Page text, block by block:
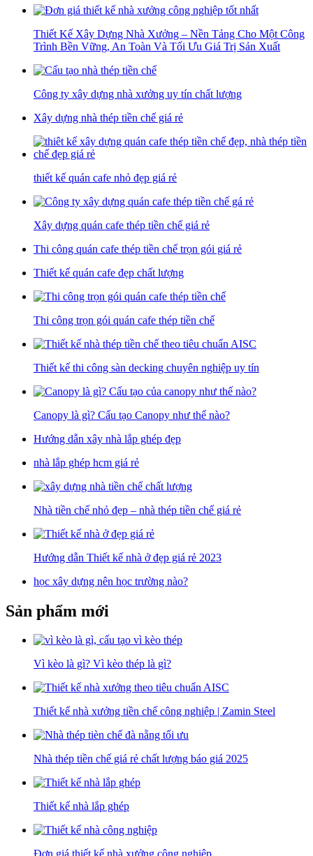
Thiết Kế Xây Dựng Nhà Xưởng – Nền Tảng Cho Một Công
Trình Bền Vững, An Toàn Và Tối Ưu Giá Trị Sản Xuất
Công ty xây dựng nhà xưởng uy tín chất lượng
Xây dựng nhà thép tiền chế giá rẻ
thiết kế quán cafe nhỏ đẹp giá rẻ
Xây dựng quán cafe thép tiền chế giá rẻ
Thi công quán cafe thép tiền chế trọn gói giá rẻ
Thiết kế quán cafe đẹp chất lượng
Thi công trọn gói quán cafe thép tiền chế
Thiết kế thi công sàn decking chuyên nghiệp uy tín
Canopy là gì? Cấu tạo Canopy như thế nào?
Hướng dẫn xây nhà lắp ghép đẹp
nhà lắp ghép hcm giá rẻ
Nhà tiền chế nhỏ đẹp – nhà thép tiền chế giá rẻ
Hướng dẫn Thiết kế nhà ở đẹp giá rẻ 2023
học xây dựng nên học trường nào?
Sản phẩm mới
Vì kèo là gì? Vì kèo thép là gì?
Thiết kế nhà xưởng tiền chế công nghiệp | Zamin Steel
Nhà thép tiền chế giá rẻ chất lượng báo giá 2025
Thiết kế nhà lắp ghép